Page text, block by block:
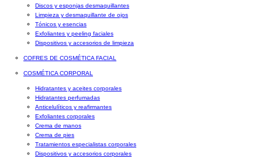
Discos y esponjas desmaquillantes
Limpieza y desmaquillante de ojos
Tónicos y esencias
Exfoliantes y peeling faciales
Dispositivos y accesorios de limpieza
COFRES DE COSMÉTICA FACIAL
COSMÉTICA CORPORAL
Hidratantes y aceites corporales
Hidratantes perfumadas
Anticelulíticos y reafirmantes
Exfoliantes corporales
Crema de manos
Crema de pies
Tratamientos especialistas corporales
Dispositivos y accesorios corporales